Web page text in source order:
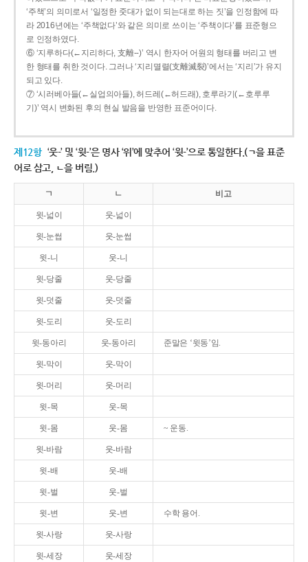
‘주책’의 의미로서 ‘일정한 줏대가 없이 되는대로 하는 짓’을 인정함에 따
라 2016년에는 ‘주책없다’와 같은 의미로 쓰이는 ‘주책이다’를 표준형으
로 인정하였다.
⑥ ‘지루하다(←지리하다, 支離--)’ 역시 한자어 어원의 형태를 버리고 변
한 형태를 취한 것이다. 그러나 ‘지리멸렬(支離滅裂)’에서는 ‘지리’가 유지
되고 있다.
⑦ ‘시러베아들(←실업의아들), 허드레(←허드래), 호루라기(←호루루
기)’ 역시 변화된 후의 현실 발음을 반영한 표준어이다.
제12항 ‘웃-’ 및 ‘윗-’은 명사 ‘위’에 맞추어 ‘윗-’으로 통일한다.(ㄱ을 표준
어로 삼고, ㄴ을 버림.)
ㄱ ㄴ 비고
윗-넓이 웃-넓이
윗-눈썹 웃-눈썹
윗-니 웃-니
윗-당줄 웃-당줄
윗-덧줄 웃-덧줄
윗-도리 웃-도리
윗-동아리 웃-동아리 준말은 ‘윗동’임.
윗-막이 웃-막이
윗-머리 웃-머리
윗-목 웃-목
윗-몸 웃-몸 ~ 운동.
윗-바람 웃-바람
윗-배 웃-배
윗-벌 웃-벌
윗-변 웃-변 수학 용어.
윗-사랑 웃-사랑
윗-세장 웃-세장